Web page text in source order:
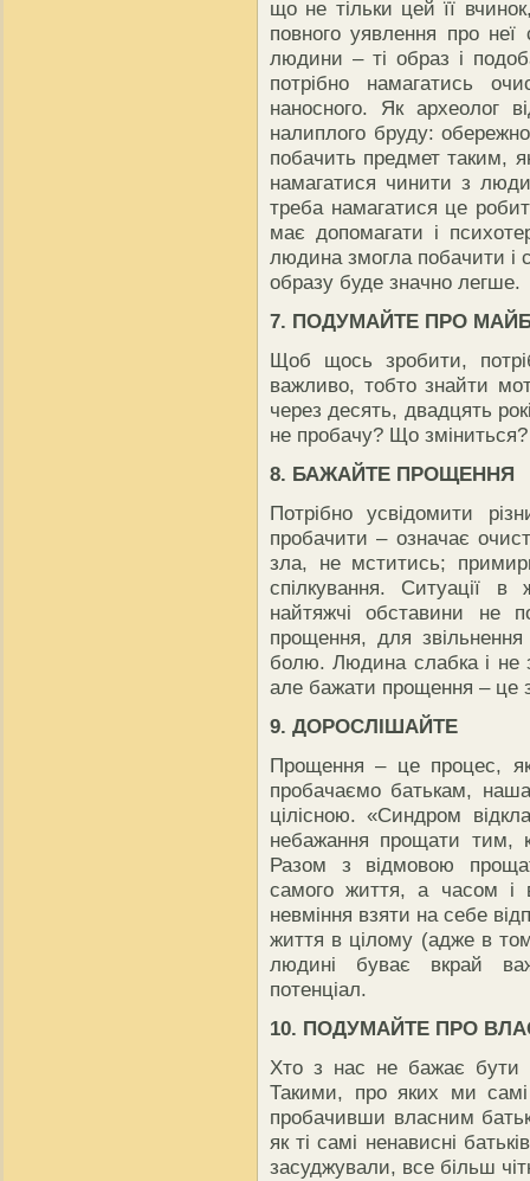
що не тільки цей її
повного уявлення про
людини – ті образ і
потрібно намагатись
наносного. Як археолог
налиплого бруду:
побачить предмет таким,
намагатися чинити з
треба намагатися це
має допомагати і
людина змогла побачити і
образу буде значно легше.
7. ПОДУМАЙТЕ ПРО
Щоб щось зробити,
важливо, тобто знайти
через десять, двадцять
не пробачу? Що зміниться?
8. БАЖАЙТЕ ПРОЩЕННЯ
Потрібно усвідомити
пробачити – означає
зла, не мститись;
спілкування. Ситуації
найтяжчі обставини не
прощення, для
болю. Людина слабка і не
але бажати прощення – це
9. ДОРОСЛІШАЙТЕ
Прощення – це процес,
пробачаємо батькам,
цілісною. «Синдром
небажання прощати тим,
Разом з відмовою
самого життя, а часом і
невміння взяти на себе
життя в цілому (адже в
людині буває вкрай
потенціал.
10. ПОДУМАЙТЕ ПРО
Хто з нас не бажає бути
Такими, про яких ми
пробачивши власним
як ті самі ненависні
засуджували, все більш